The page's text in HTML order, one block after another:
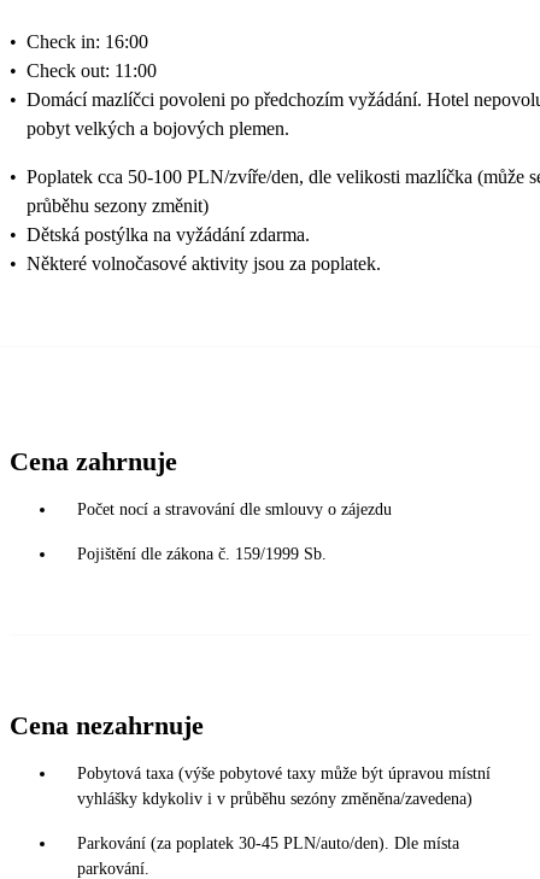
• Check in: 16:00
• Check out: 11:00
• Domácí mazlíčci povoleni po předchozím vyžádání. Hotel
pobyt velkých a bojových plemen.
• Poplatek cca 50-100 PLN/zvíře/den, dle velikosti mazlíčka (může
průběhu sezony změnit)
• Dětská postýlka na vyžádání zdarma.
• Některé volnočasové aktivity jsou za poplatek.
Cena zahrnuje
Počet nocí a stravování dle smlouvy o zájezdu
Pojištění dle zákona č. 159/1999 Sb.
Cena nezahrnuje
Pobytová taxa (výše pobytové taxy může být úpravou místní
vyhlášky kdykoliv i v průběhu sezóny změněna/zavedena)
Parkování (za poplatek 30-45 PLN/auto/den). Dle místa
parkování.